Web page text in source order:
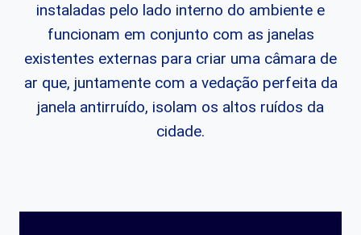
instaladas pelo lado interno do ambiente e
funcionam em conjunto com as janelas
existentes externas para criar uma câmara de
ar que, juntamente com a vedação perfeita da
janela antirruído, isolam os altos ruídos da
cidade.